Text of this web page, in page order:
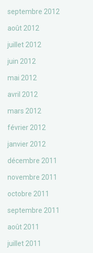
septembre 2012
août 2012
juillet 2012
juin 2012
mai 2012
avril 2012
mars 2012
février 2012
janvier 2012
décembre 2011
novembre 2011
octobre 2011
septembre 2011
août 2011
juillet 2011